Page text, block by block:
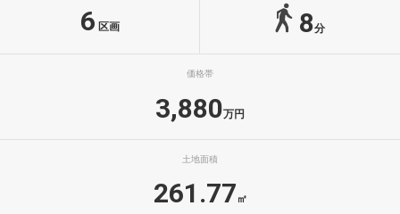
6 区画 8 分
価格帯
3,880万円
土地面積
261.77 ㎡